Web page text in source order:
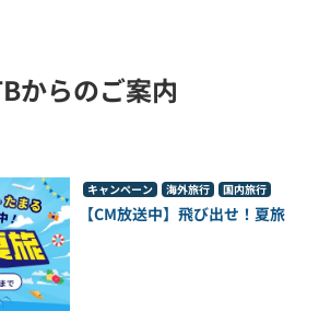
からのご案内
キャンペーン 海外旅行 国内旅行
【CM放送中】飛び出せ！夏旅